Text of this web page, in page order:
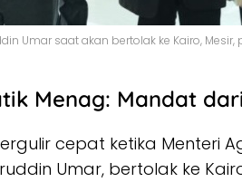
Umar saat akan bertolak ke Kairo, Mesir,
Menag: Mandat
cepat ketika Menteri
Umar, bertolak ke